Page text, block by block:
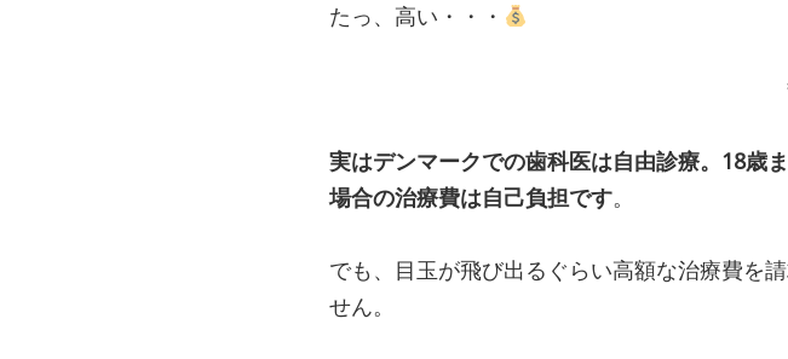
たっ、高い・・・
実はデンマークでの歯科医は自由診療。18歳
場合の治療費は自己負担です。
でも、目玉が飛び出るぐらい高額な治療費を
せん。